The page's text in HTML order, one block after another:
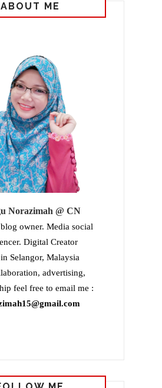
ABOUT ME
Norazimah @ CN
owner. Media social
Digital Creator
Selangor, Malaysia
advertising,
feel free to email me :